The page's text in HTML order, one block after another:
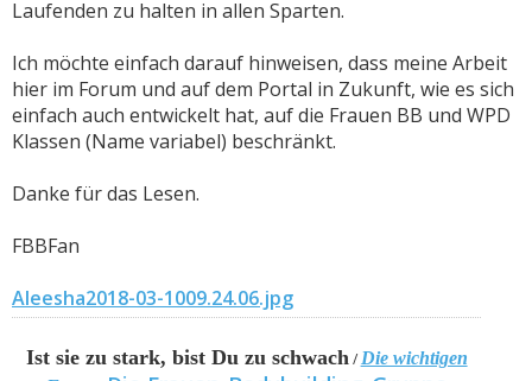
Laufenden zu halten in allen Sparten.
Ich möchte einfach darauf hinweisen, dass meine Arbeit
hier im Forum und auf dem Portal in Zukunft, wie es sich
einfach auch entwickelt hat, auf die Frauen BB und WPD
Klassen (Name variabel) beschränkt.
Danke für das Lesen.
FBBFan
Aleesha2018-03-1009.24.06.jpg
Ist sie zu stark, bist Du zu schwach/ Die wichtigen